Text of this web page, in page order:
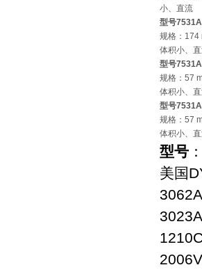
小、直流
型号
规格 ： 174
体积小、
型号
规格 ： 57
体积小、
型号
规格 ： 57
体积小、
型号 ：
美国